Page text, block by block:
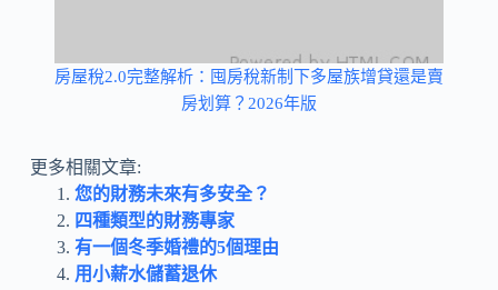
房屋稅2.0完整解析：囤房稅新制下多屋族增貸還是賣
房划算？2026年版
更多相關文章:
您的財務未來有多安全？
四種類型的財務專家
有一個冬季婚禮的5個理由
用小薪水儲蓄退休